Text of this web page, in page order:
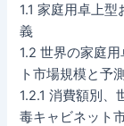
1.1 家庭用卓上
義
1.2 世界の家庭
ト市場規模と予測
1.2.1 消費額別
毒キャビネット